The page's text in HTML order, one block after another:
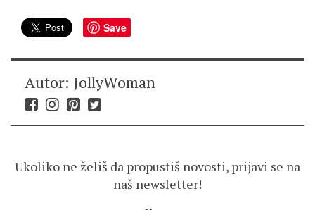
Save
Autor: JollyWoman
Ukoliko ne želiš da propustiš novosti, prijavi se na
naš newsletter!